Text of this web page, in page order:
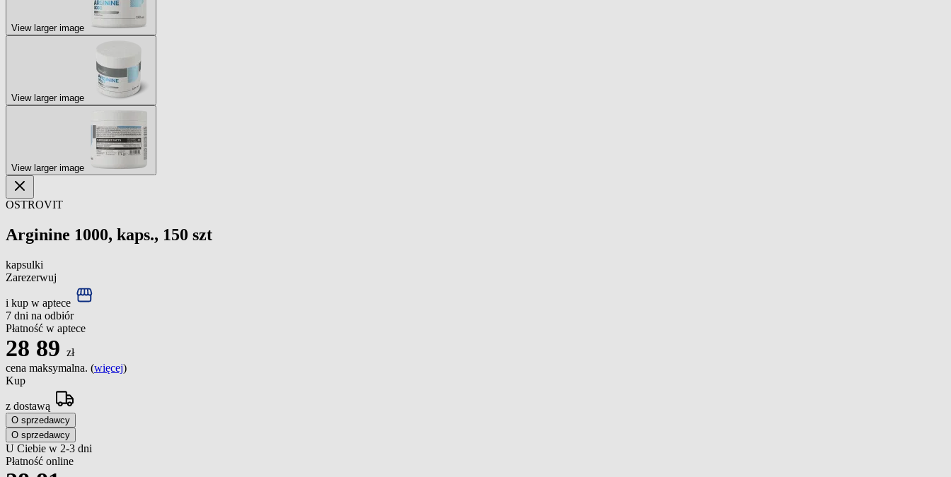
View larger image
View larger image
View larger image
OSTROVIT
Arginine 1000, kaps., 150 szt
kapsulki
Zarezerwuj
i kup w aptece
7 dni na odbiór
Płatność w aptece
28 89 zł
cena maksymalna. (więcej)
Kup
z dostawą
O sprzedawcy
O sprzedawcy
U Ciebie w 2-3 dni
Płatność online